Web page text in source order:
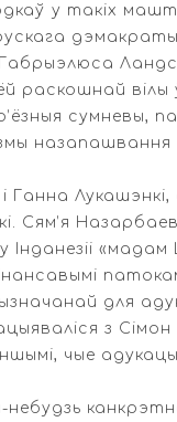
у такіх
раскошнай
сумневы,
Лукашэнкі,
Сям’я
для
з
чые